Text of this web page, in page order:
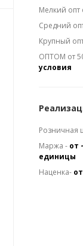
Мелкий опт
Средний
Крупный
ОПТОМ от
условия
Розничная
Маржа - от
единицы
Наценка-